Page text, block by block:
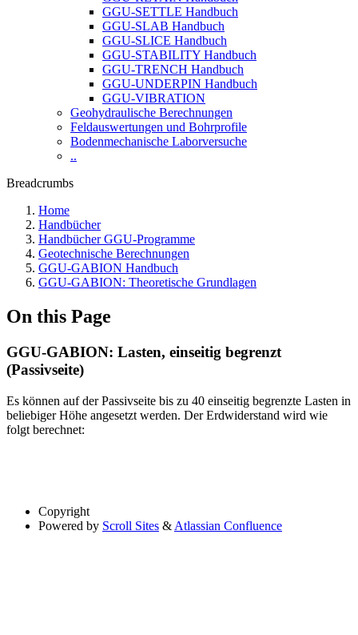
GGU-SETTLE Handbuch
GGU-SLAB Handbuch
GGU-SLICE Handbuch
GGU-STABILITY Handbuch
GGU-TRENCH Handbuch
GGU-UNDERPIN Handbuch
GGU-VIBRATION
Geohydraulische Berechnungen
Feldauswertungen und Bohrprofile
Bodenmechanische Laborversuche
..
Breadcrumbs
Home
Handbücher
Handbücher GGU-Programme
Geotechnische Berechnungen
GGU-GABION Handbuch
GGU-GABION: Theoretische Grundlagen
On this Page
GGU-GABION: Lasten, einseitig begrenzt
(Passivseite)
Es können auf der Passivseite bis zu 40 einseitig begrenzte Lasten in
beliebiger Höhe angesetzt werden. Der Erdwiderstand wird wie
folgt berechnet:
Copyright
Powered by Scroll Sites & Atlassian Confluence